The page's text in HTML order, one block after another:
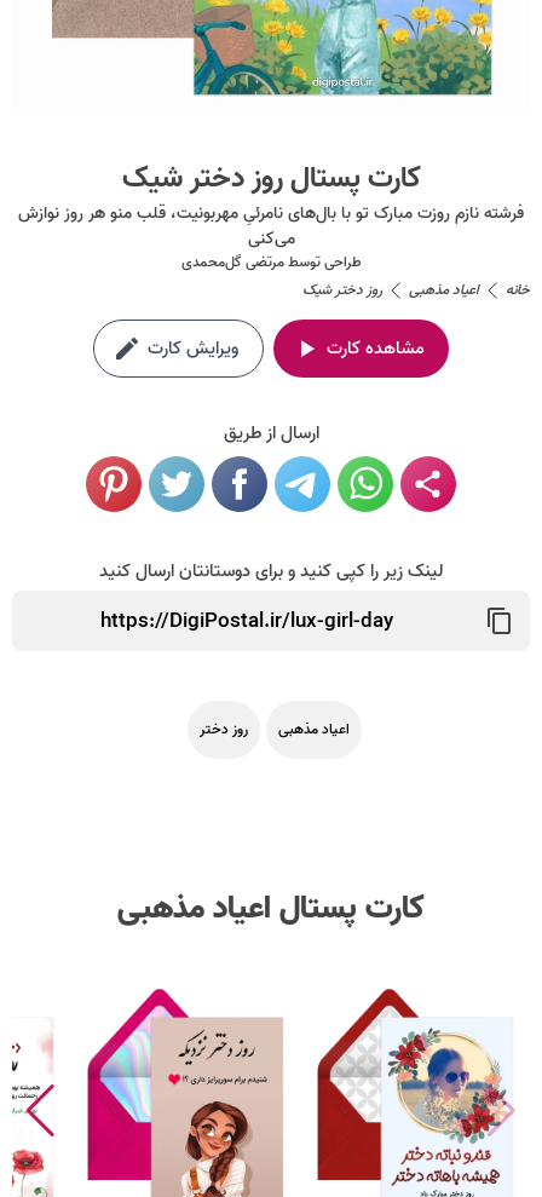
کارت پستال روز دختر شیک
فرشته نازم روزت مبارک تو با بال‌های نامرئیِ مهربونیت، قلب منو هر روز نوازش
می‌کنی
طراحی توسطمرتضی گل‌محمدی
خانه
اعیاد مذهبی روز دختر شیک
مشاهده کارت ویرایش کارت
ارسال از طریق
لینک زیر را کپی کنید و برای دوستانتان ارسال کنید
اعیاد مذهبی روز دختر
کارت پستال اعیاد مذهبی